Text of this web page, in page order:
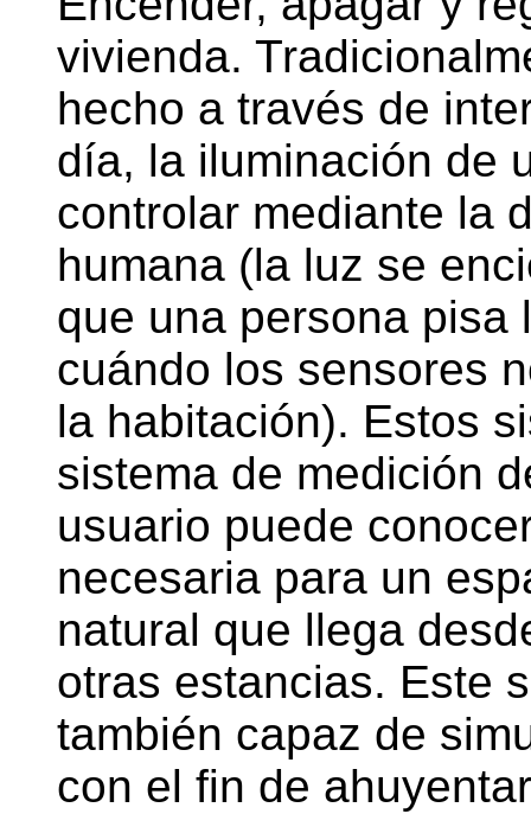
vivienda.
hecho a través de
día, la iluminación de
controlar mediante la
humana (la luz se
que una persona pisa
cuándo los sensores
la habitación). Estos
sistema de medición
usuario puede
necesaria para un
natural que llega
otras estancias. Este
también capaz de
con el fin de